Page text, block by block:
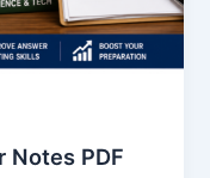
Notes PDF